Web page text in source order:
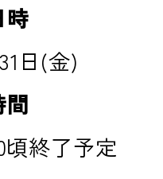
時
日(金)
間
頃終了予定